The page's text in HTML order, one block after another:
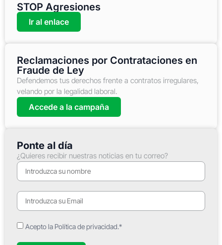
STOP Agresiones
Ir al enlace
Reclamaciones por Contrataciones en
Fraude de Ley
Defendemos tus derechos frente a contratos irregulares,
velando por la legalidad laboral.
Accede a la campaña
Ponte al día
¿Quieres recibir nuestras noticias en tu correo?
Acepto la Política de privacidad.*